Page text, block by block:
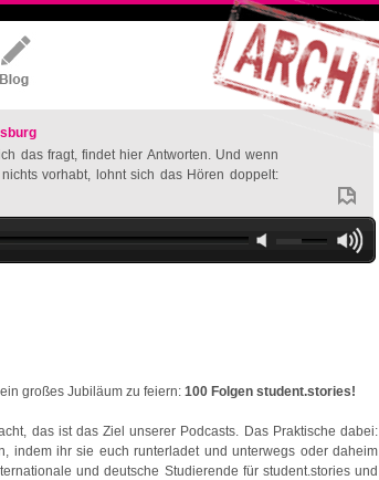
das fragt, findet hier Antworten. Und wenn
vorhabt, lohnt sich das Hören doppelt:
großes Jubiläum zu feiern: 100 Folgen student.stories!
das ist das Ziel unserer Podcasts. Das Praktische dabei:
indem ihr sie euch runterladet und unterwegs oder daheim
und deutsche Studierende für student.stories und